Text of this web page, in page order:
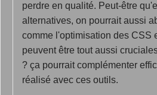
perdre en qualité. Peut-être
alternatives, on pourrait aussi
comme l'optimisation des CSS
peuvent être tout aussi
? ça pourrait complémenter
réalisé avec ces outils.